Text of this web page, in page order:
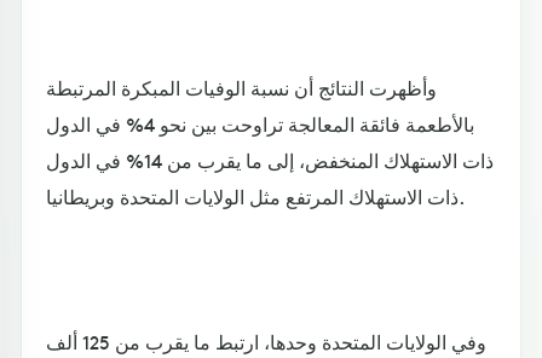
وأظهرت النتائج أن نسبة الوفيات المبكرة المرتبطة
بالأطعمة فائقة المعالجة تراوحت بين نحو 4% في الدول
ذات الاستهلاك المنخفض، إلى ما يقرب من 14% في الدول
ذات الاستهلاك المرتفع مثل الولايات المتحدة وبريطانيا.
وفي الولايات المتحدة وحدها، ارتبط ما يقرب من 125 ألف